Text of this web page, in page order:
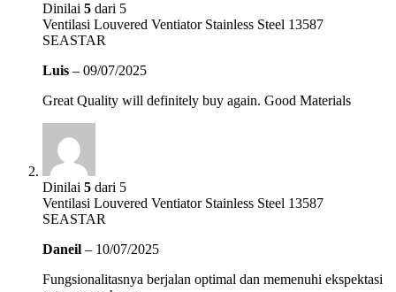
Dinilai 5 dari 5
Ventilasi Louvered Ventiator Stainless Steel 13587
SEASTAR
Luis – 09/07/2025
Great Quality will definitely buy again. Good Materials
Dinilai 5 dari 5
Ventilasi Louvered Ventiator Stainless Steel 13587
SEASTAR
Daneil – 10/07/2025
Fungsionalitasnya berjalan optimal dan memenuhi ekspektasi